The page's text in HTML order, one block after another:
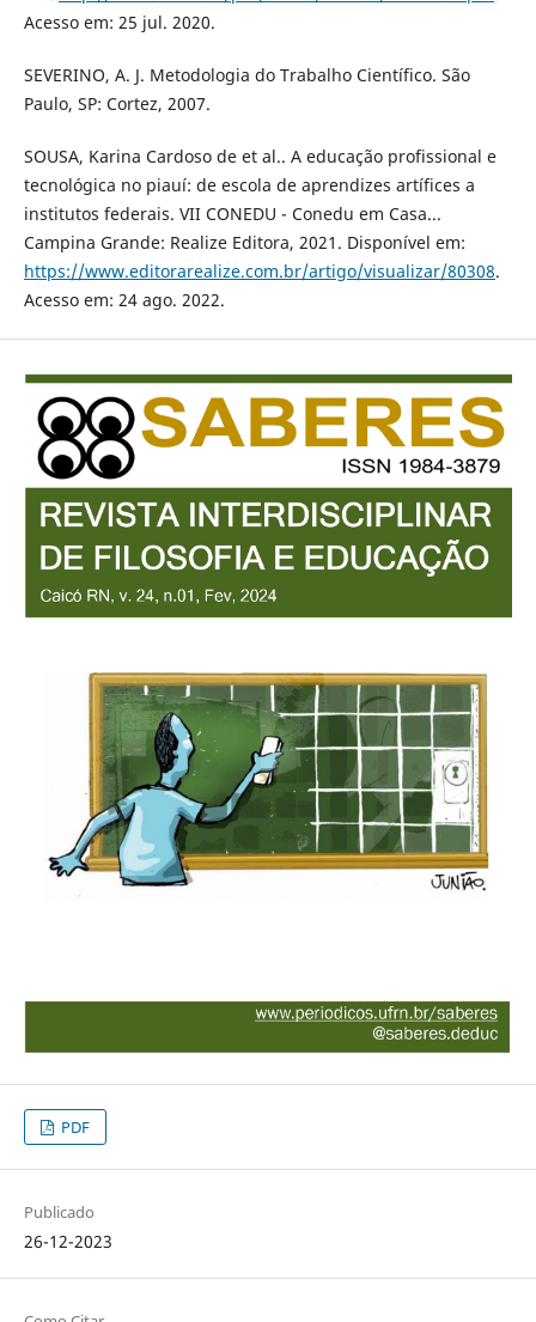
Acesso em: 25 jul. 2020.
SEVERINO, A. J. Metodologia do Trabalho Científico. São
Paulo, SP: Cortez, 2007.
SOUSA, Karina Cardoso de et al.. A educação profissional e
tecnológica no piauí: de escola de aprendizes artífices a
institutos federais. VII CONEDU - Conedu em Casa...
Campina Grande: Realize Editora, 2021. Disponível em:
https://www.editorarealize.com.br/artigo/visualizar/80308.
Acesso em: 24 ago. 2022.
PDF
Publicado
26-12-2023